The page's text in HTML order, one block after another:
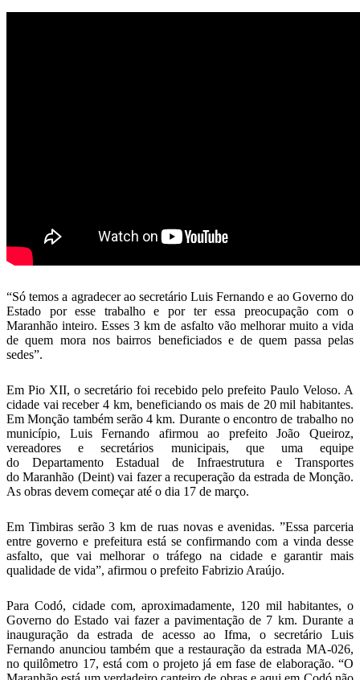
“Só temos a agradecer ao secretário Luis Fernando e ao Governo do
Estado por esse trabalho e por ter essa preocupação com o
Maranhão inteiro. Esses 3 km de asfalto vão melhorar muito a vida
de quem mora nos bairros beneficiados e de quem passa pelas
sedes”.
Em Pio XII, o secretário foi recebido pelo prefeito Paulo Veloso. A
cidade vai receber 4 km, beneficiando os mais de 20 mil habitantes.
Em Monção também serão 4 km. Durante o encontro de trabalho no
município, Luis Fernando afirmou ao prefeito João Queiroz,
vereadores e secretários municipais, que uma equipe
do Departamento Estadual de Infraestrutura e Transportes
do Maranhão (Deint) vai fazer a recuperação da estrada de Monção.
As obras devem começar até o dia 17 de março.
Em Timbiras serão 3 km de ruas novas e avenidas. ”Essa parceria
entre governo e prefeitura está se confirmando com a vinda desse
asfalto, que vai melhorar o tráfego na cidade e garantir mais
qualidade de vida”, afirmou o prefeito Fabrizio Araújo.
Para Codó, cidade com, aproximadamente, 120 mil habitantes, o
Governo do Estado vai fazer a pavimentação de 7 km. Durante a
inauguração da estrada de acesso ao Ifma, o secretário Luis
Fernando anunciou também que a restauração da estrada MA-026,
no quilômetro 17, está com o projeto já em fase de elaboração. “O